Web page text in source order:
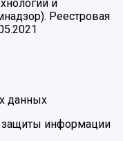
и
Реестровая
данных
защиты информации